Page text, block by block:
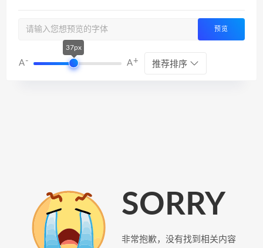
预览
A-
37px
A+ 推荐排序
SORRY
非常抱歉，没有找到相关内容